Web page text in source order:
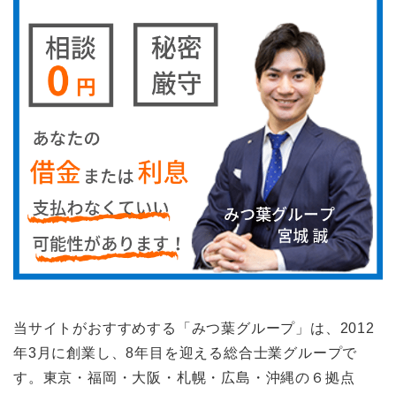
当サイトがおすすめする「みつ葉グループ」は、2012
年3月に創業し、8年目を迎える総合士業グループで
す。東京・福岡・大阪・札幌・広島・沖縄の６拠点